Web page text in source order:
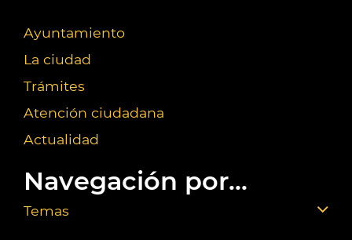
Ayuntamiento
La ciudad
Trámites
Atención ciudadana
Actualidad
Navegación por...
Temas